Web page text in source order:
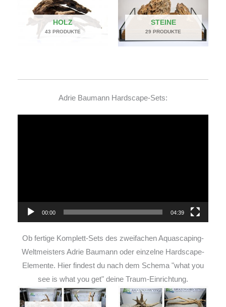
HOLZ
43 PRODUKTE
STEINE
29 PRODUKTE
Adrie Baumann Hardscape-Sets:
00:00 04:39
Ob fertige Komplett-Sets des zweifachen Aquascaping-
Weltmeisters Adrie Baumann oder einzelne Hardscape-
Elemente. Hier findest du nach dem Schema "what you
see is what you get" deine Traum-Einrichtung.